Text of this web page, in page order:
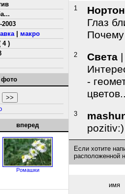
2003
| макро
4 )
фото
вперед
Ромашки
1
Нортон
Глаз
Почему
2 Света
-
3
pozitiv:)
Если хотите
расположенной
имя